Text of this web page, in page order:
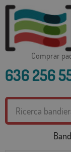
Comprar
636 256